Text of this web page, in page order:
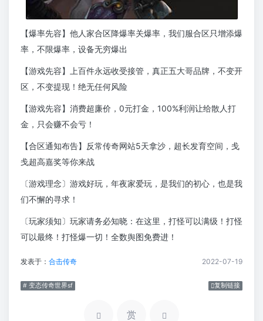
【爆率先容】他人家合区降爆率关爆率，我们服合区只增添爆
率，不限爆率，设备无穷爆出
【游戏先容】上百件永远收受接管，真正五大哥品牌，不变开
区，不变提现！绝无任何风险
【游戏先容】消费超廉价，0元打金，100%利润让给散人打
金，只会赚不会亏！
【合区通知布告】反常传奇网站5天拿沙，超长发育空间，戋
戋超高嘉奖等你来战
〔游戏理念〕游戏好玩，年夜家爱玩，是我们的初心，也是我
们不懈的寻求！
〔玩家须知〕玩家请务必知晓：在这里，打怪可以满级！打怪
可以最终！打怪爆一切！全数舆图免费进！
发表于： 合击传奇 2022-07-19
# 变态传奇世界sf 复制链接
赏